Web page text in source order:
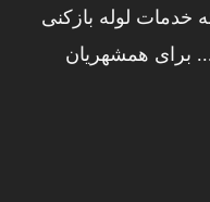
خدمات لوله بازکنی
برای همشهریان